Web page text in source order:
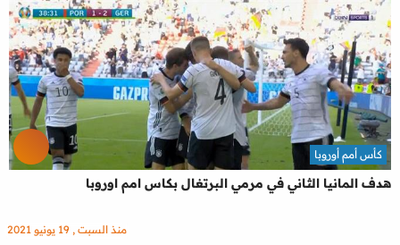
هدف المانيا الثاني في مرمي البرتغال بكاس امم اوروبا
كأس أمم أوروبا
منذ السبت , 19 يونيو 2021